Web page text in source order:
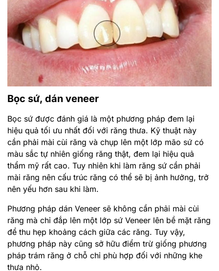
Bọc sứ, dán veneer
Bọc sứ được đánh giá là một phương pháp đem lại
hiệu quả tối ưu nhất đối với răng thưa. Kỹ thuật này
cần phải mài cùi răng và chụp lên một lớp mão sứ có
màu sắc tự nhiên giống răng thật, đem lại hiệu quả
thẩm mỹ rất cao. Tuy nhiên khi làm răng sứ cần phải
mài răng nên cấu trúc răng có thể sẽ bị ảnh hưởng, trở
nên yếu hơn sau khi làm.
Phương pháp dán Veneer sẽ không cần phải mài cùi
răng mà chỉ đắp lên một lớp sứ Veneer lên bề mặt răng
để thu hẹp khoảng cách giữa các răng. Tuy vậy,
phương pháp này cũng sở hữu điểm trừ giống phương
pháp trám răng ở chỗ chỉ phù hợp đối với những khe
thưa nhỏ.